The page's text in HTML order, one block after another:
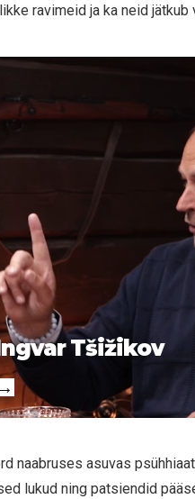
ravimeid ja ka neid
Tšižikov
naabruses asuvas
lukud ning patsiendid